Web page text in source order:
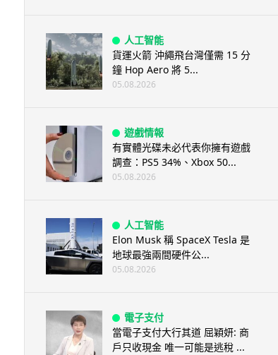
人工智能
貨運火箭 沖繩飛台灣僅需 15 分
鐘 Hop Aero 將 5...
05.08.2026
遊戲情報
有實體光碟未必代表你擁有遊戲
調查：PS5 34%、Xbox 50...
05.08.2026
人工智能
Elon Musk 稱 SpaceX Tesla 是
地球最強兩間硬件公...
05.08.2026
電子支付
當電子支付大行其道 屈穎妍: 商
戶只收現金 唯一可能是逃稅 ...